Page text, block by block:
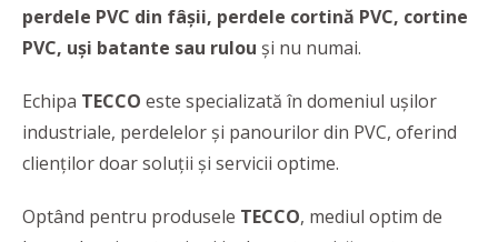
perdele PVC din fâșii, perdele cortină PVC, cortine
PVC, uși batante sau rulou și nu numai.
Echipa TECCO este specializată în domeniul ușilor
industriale, perdelelor și panourilor din PVC, oferind
clienților doar soluții și servicii optime.
Optând pentru produsele TECCO, mediul optim de